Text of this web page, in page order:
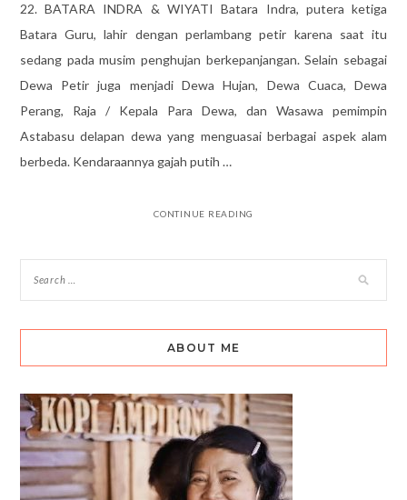
22. BATARA INDRA & WIYATI Batara Indra, putera ketiga
Batara Guru, lahir dengan perlambang petir karena saat itu
sedang pada musim penghujan berkepanjangan. Selain sebagai
Dewa Petir juga menjadi Dewa Hujan, Dewa Cuaca, Dewa
Perang, Raja / Kepala Para Dewa, dan Wasawa pemimpin
Astabasu delapan dewa yang menguasai berbagai aspek alam
berbeda. Kendaraannya gajah putih …
CONTINUE READING
ABOUT ME